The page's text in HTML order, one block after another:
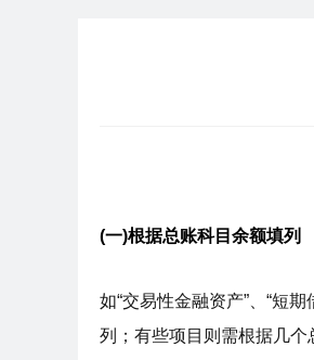
(一)根据总账科目余额填列
如“交易性金融资产”、“短
列；有些项目则需根据几个